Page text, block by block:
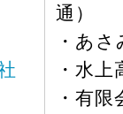
通）
・あ
・水
・有